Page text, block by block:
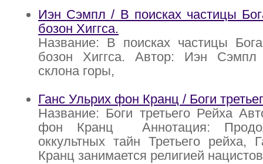
Иэн Сэмпл / В поисках частицы
бозон Хиггса.
Название: В поисках частицы
бозон Хиггса. Автор: Иэн
склона горы,
Ганс Ульрих фон Кранц / Боги
Название: Боги третьего Рейха
фон Кранц Аннотация:
оккультных тайн Третьего рейха,
Кранц занимается религией